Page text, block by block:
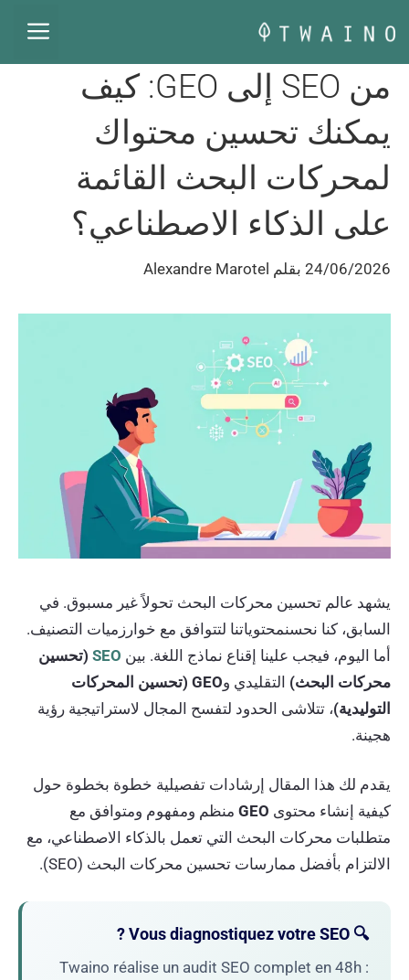
إلى
المحتوى
من SEO إلى GEO: كيف
يمكنك تحسين محتواك
لمحركات البحث القائمة
على الذكاء الاصطناعي؟
24/06/2026 بقلم Alexandre Marotel
يشهد عالم تحسين محركات البحث تحولاً غير مسبوق. في
السابق، كنا نحسنمحتوياتنا لتتوافق مع خوارزميات التصنيف.
أما اليوم، فيجب علينا إقناع نماذج اللغة. بين SEO (تحسين
محركات البحث) التقليدي و
GEO (تحسين المحركات
التوليدية)، تتلاشى الحدود لتفسح المجال لاستراتيجية رؤية
هجينة.
يقدم لك هذا المقال إرشادات تفصيلية خطوة بخطوة حول
كيفية إنشاء محتوى GEO منظم ومفهوم ومتوافق مع
متطلبات محركات البحث التي تعمل بالذكاء الاصطناعي، مع
الالتزام بأفضل ممارسات تحسين محركات البحث (SEO).
🔍 Vous diagnostiquez votre SEO ?
Twaino réalise un audit SEO complet en 48h :